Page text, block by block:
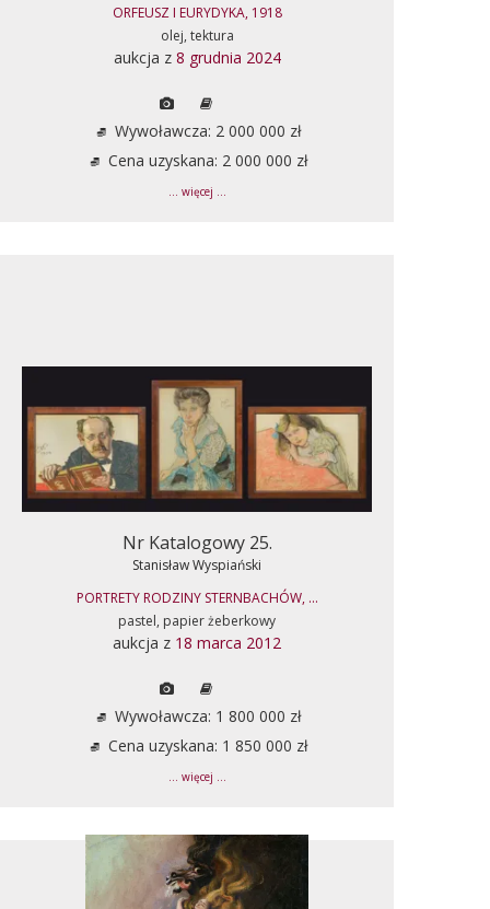
ORFEUSZ I EURYDYKA, 1918
olej, tektura
aukcja z 8 grudnia 2024
Wywoławcza: 2 000 000 zł
Cena uzyskana: 2 000 000 zł
... więcej ...
Nr Katalogowy 25.
Stanisław Wyspiański
PORTRETY RODZINY STERNBACHÓW, ...
pastel, papier żeberkowy
aukcja z 18 marca 2012
Wywoławcza: 1 800 000 zł
Cena uzyskana: 1 850 000 zł
... więcej ...